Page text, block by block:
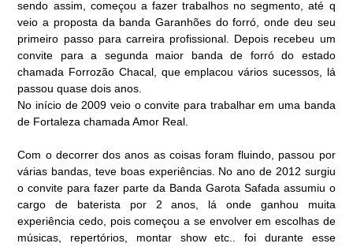
sendo assim, começou a fazer trabalhos no segmento, até q
veio a proposta da banda Garanhões do forró, onde deu seu
primeiro passo para carreira profissional. Depois recebeu um
convite para a segunda maior banda de forró do estado
chamada Forrozão Chacal, que emplacou vários sucessos, lá
passou quase dois anos.
No início de 2009 veio o convite para trabalhar em uma banda
de Fortaleza chamada Amor Real.
Com o decorrer dos anos as coisas foram fluindo, passou por
várias bandas, teve boas experiências. No ano de 2012 surgiu
o convite para fazer parte da Banda Garota Safada assumiu o
cargo de baterista por 2 anos, lá onde ganhou muita
experiência cedo, pois começou a se envolver em escolhas de
músicas, repertórios, montar show etc.. foi durante esse